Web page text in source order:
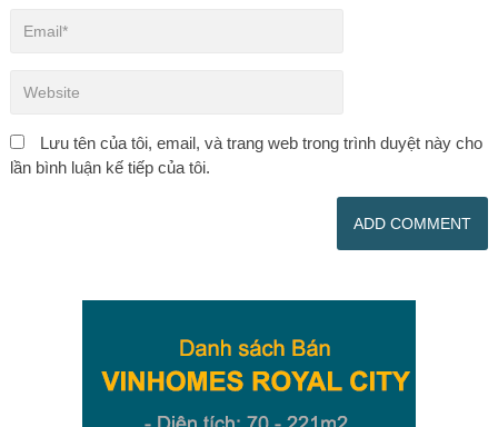
Lưu tên của tôi, email, và trang web trong trình duyệt này cho
lần bình luận kế tiếp của tôi.